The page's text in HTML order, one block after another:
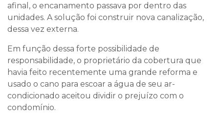
afinal, o encanamento passava por dentro das
unidades. A solução foi construir nova canalização,
dessa vez externa.
Em função dessa forte possibilidade de
responsabilidade, o proprietário da cobertura que
havia feito recentemente uma grande reforma e
usado o cano para escoar a água de seu ar-
condicionado aceitou dividir o prejuízo com o
condomínio.